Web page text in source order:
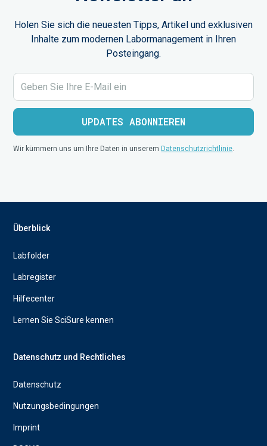
Holen Sie sich die neuesten Tipps, Artikel und exklusiven
Inhalte zum modernen Labormanagement in Ihren
Posteingang.
Wir kümmern uns um Ihre Daten in unseremDatenschutzrichtlinie
Überblick
Labfolder
Labregister
Hilfecenter
Lernen Sie SciSure kennen
Datenschutz und Rechtliches
Datenschutz
Nutzungsbedingungen
Imprint